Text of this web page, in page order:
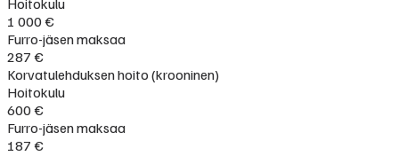
Hoitokulu
1 000 €
Furro-jäsen maksaa
287 €
Korvatulehduksen hoito (krooninen)
Hoitokulu
600 €
Furro-jäsen maksaa
187 €